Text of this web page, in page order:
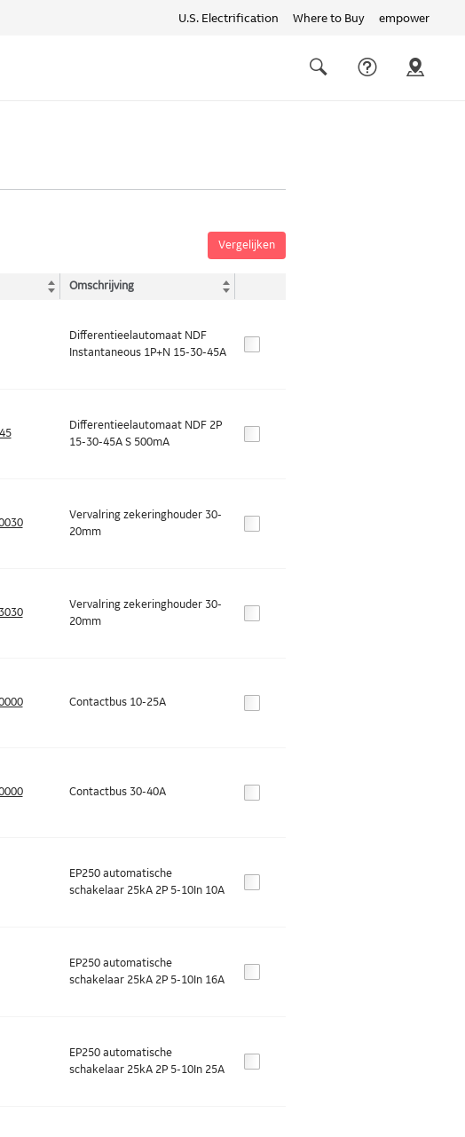
U.S. Electrification Where to Buy empower
links
Vergelijken
Omschrijving
Differentieelautomaat NDF
Instantaneous 1P+N 15-30-45A
Differentieelautomaat NDF 2P
15-30-45A S 500mA
Vervalring zekeringhouder 30-
20mm
Vervalring zekeringhouder 30-
20mm
Contactbus 10-25A
Contactbus 30-40A
EP250 automatische
schakelaar 25kA 2P 5-10In 10A
EP250 automatische
schakelaar 25kA 2P 5-10In 16A
EP250 automatische
schakelaar 25kA 2P 5-10In 25A